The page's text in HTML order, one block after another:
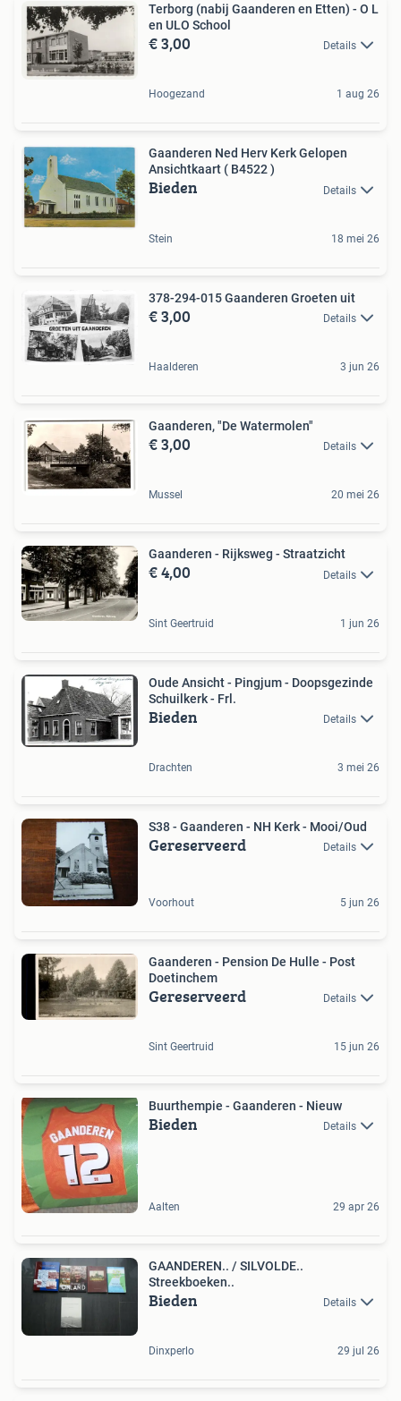
Terborg (nabij Gaanderen en Etten) - O L
en ULO School
€ 3,00 Details
Hoogezand 1 aug 26
Gaanderen Ned Herv Kerk Gelopen
Ansichtkaart ( B4522 )
Bieden Details
Stein 18 mei 26
378-294-015 Gaanderen Groeten uit
€ 3,00 Details
Haalderen 3 jun 26
Gaanderen, "De Watermolen"
€ 3,00 Details
Mussel 20 mei 26
Gaanderen - Rijksweg - Straatzicht
€ 4,00 Details
Sint Geertruid 1 jun 26
Oude Ansicht - Pingjum - Doopsgezinde
Schuilkerk - Frl.
Bieden Details
Drachten 3 mei 26
S38 - Gaanderen - NH Kerk - Mooi/Oud
Gereserveerd Details
Voorhout 5 jun 26
Gaanderen - Pension De Hulle - Post
Doetinchem
Gereserveerd Details
Sint Geertruid 15 jun 26
Buurthempie - Gaanderen - Nieuw
Bieden Details
Aalten 29 apr 26
GAANDEREN.. / SILVOLDE..
Streekboeken..
Bieden Details
Dinxperlo 29 jul 26